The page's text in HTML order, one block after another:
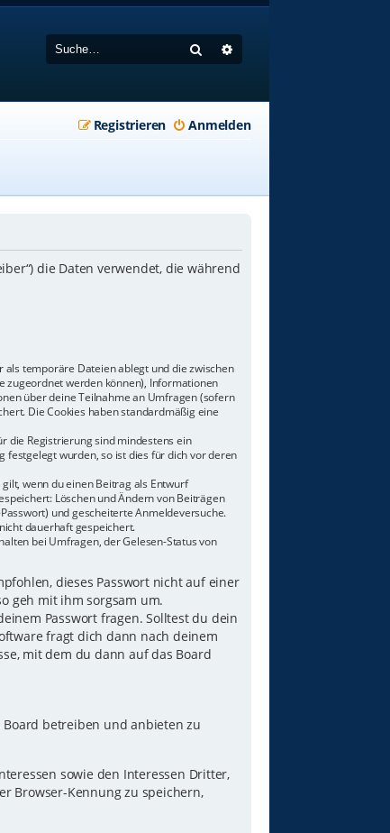
Suche
Anmelden
Registrieren
die Daten verwendet, die während
als temporäre Dateien ablegt und die zwischen
zugeordnet werden können), Informationen
über deine Teilnahme an Umfragen (sofern
Die Cookies haben standardmäßig eine
die Registrierung sind mindestens ein
festgelegt wurden, so ist dies für dich vor deren
wenn du einen Beitrag als Entwurf
Löschen und Ändern von Beiträgen
und gescheiterte Anmeldeversuche.
dauerhaft gespeichert.
bei Umfragen, der Gelesen-Status von
dieses Passwort nicht auf einer
geh mit ihm sorgsam um.
Passwort fragen. Solltest du dein
fragt dich dann nach deinem
mit dem du dann auf das Board
betreiben und anbieten zu
sowie den Interessen Dritter,
Browser-Kennung zu speichern,